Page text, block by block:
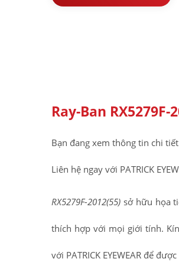
Ray-Ban RX5279F-
Bạn đang xem thông tin chi
Liên hệ ngay với PATRICK
RX5279F-2012(55) sở hữu họa
thích hợp với mọi giới tính.
với PATRICK EYEWEAR để